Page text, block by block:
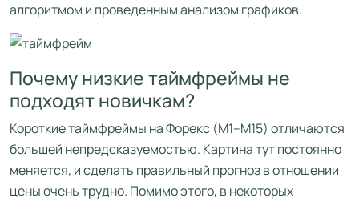
алгоритмом и проведенным анализом графиков.
Почему низкие таймфреймы не
подходят новичкам?
Короткие таймфреймы на Форекс (M1–M15) отличаются
большей непредсказуемостью. Картина тут постоянно
меняется, и сделать правильный прогноз в отношении
цены очень трудно. Помимо этого, в некоторых